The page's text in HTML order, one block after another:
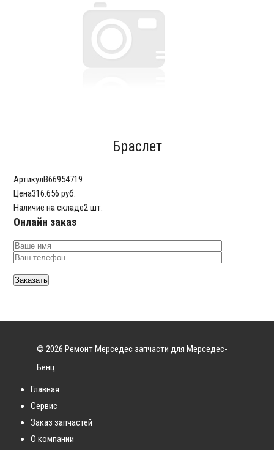
Браслет
АртикулB66954719
Цена316.656 руб.
Наличие на складе2 шт.
Онлайн заказ
© 2026 Ремонт Мерседес запчасти для Мерседес-
Бенц
Главная
Сервис
Заказ запчастей
О компании